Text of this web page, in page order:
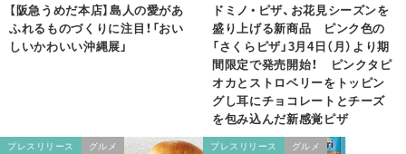
【阪急うめだ本店】島人の愛があ
ふれるものづくりに注目！「おい
しいかわいい沖縄展」
ドミノ・ピザ、お花見シーズンを
盛り上げる新商品 ピンク色の
「さくらピザ」3月4日（月）より期
間限定で発売開始！ ピンクタピ
オカとストロベリーをトッピン
グし耳にチョコレートとチーズ
を包み込んだ新感覚ピザ
プレスリリース グルメ プレスリリース グルメ